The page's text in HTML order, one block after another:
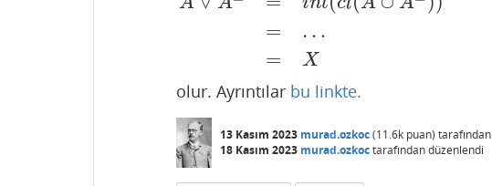
=
=
…
X
l(A A⊥ )
olur. Ayrıntılar bu linkte.
13 Kasım 2023 murad.ozkoc(11.6k puan) tarafından
18 Kasım 2023 murad.ozkoctarafındandüzenlendi